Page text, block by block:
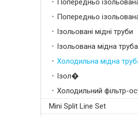
Ізольовані мідні труби
Холодильна мідна
Ізол�
Холодильний фільтр-
Mini Split Line Set